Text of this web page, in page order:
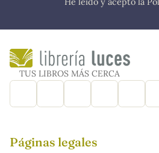
TUS LIBROS MÁS CERCA
Páginas legales